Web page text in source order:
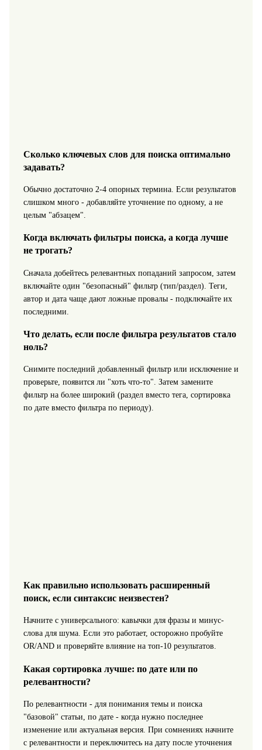
Сколько ключевых слов для поиска оптимально
задавать?
Обычно достаточно 2-4 опорных термина. Если результатов
слишком много - добавляйте уточнение по одному, а не
целым "абзацем".
Когда включать фильтры поиска, а когда лучше
не трогать?
Сначала добейтесь релевантных попаданий запросом, затем
включайте один "безопасный" фильтр (тип/раздел). Теги,
автор и дата чаще дают ложные провалы - подключайте их
последними.
Что делать, если после фильтра результатов стало
ноль?
Снимите последний добавленный фильтр или исключение и
проверьте, появится ли "хоть что-то". Затем замените
фильтр на более широкий (раздел вместо тега, сортировка
по дате вместо фильтра по периоду).
Как правильно использовать расширенный
поиск, если синтаксис неизвестен?
Начните с универсального: кавычки для фразы и минус-
слова для шума. Если это работает, осторожно пробуйте
OR/AND и проверяйте влияние на топ-10 результатов.
Какая сортировка лучше: по дате или по
релевантности?
По релевантности - для понимания темы и поиска
"базовой" статьи, по дате - когда нужно последнее
изменение или актуальная версия. При сомнениях начните
с релевантности и переключитесь на дату после уточнения